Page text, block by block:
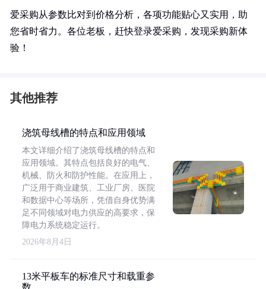
爱采购从参数比对到价格分析，各项功能贴心又实用，助
您省时省力。各位老板，赶快登录爱采购，发现采购新体
验！
其他推荐
浇筑母线槽的特点和应用领域
本文详细介绍了浇筑母线槽的特点和
应用领域。其特点包括良好的电气、
机械、防火和防护性能。在应用上，
广泛用于商业建筑、工业厂房、医院
和数据中心等场所，凭借自身优势满
足不同领域对电力供应的高要求，保
障电力系统稳定运行。
2026年8月4日
13米平板车的标准尺寸和载重参
数